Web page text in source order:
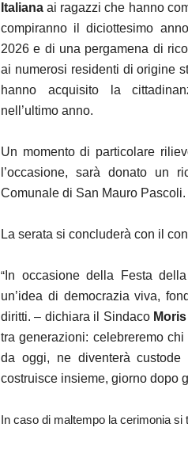
Italianaai ragazzi che hanno
compiranno il diciottesimo
2026 e di una pergamena di
ai numerosi residenti di origine
hanno acquisito la
nell’ultimo anno.
Un momento di particolare
l’occasione, sarà donato un
Comunale di San Mauro Pascoli.
La serata si concluderà con il
“ In occasione della Festa
un’idea di democrazia viva,
diritti. – dichiara il Sindaco
tra generazioni: celebreremo
da oggi, ne diventerà
costruisce insieme, giorno dopo
In caso di maltempo la cerimonia si